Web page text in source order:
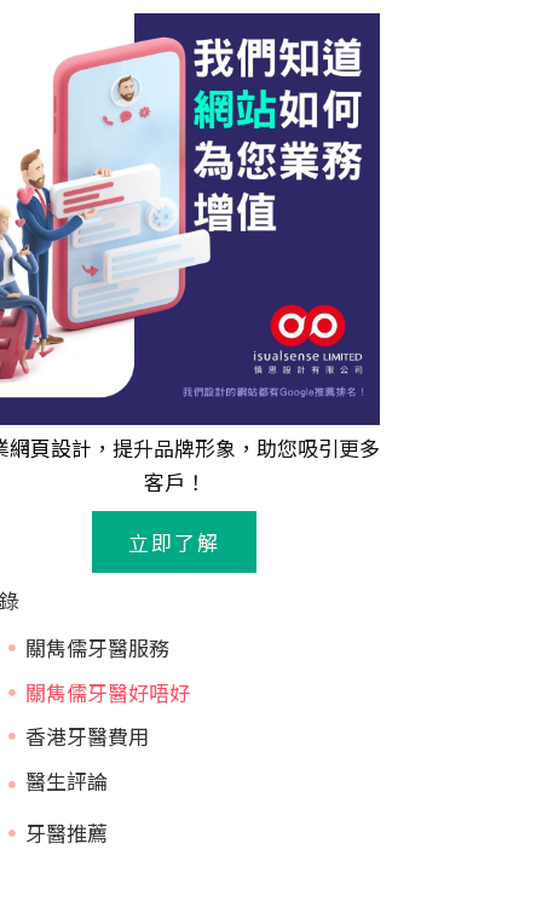
網頁設計 ，提升品牌形象，助您吸引更多
客戶！
立即了解
關雋儒牙醫服務
關雋儒牙醫好唔好
香港牙醫費用
牙醫推薦